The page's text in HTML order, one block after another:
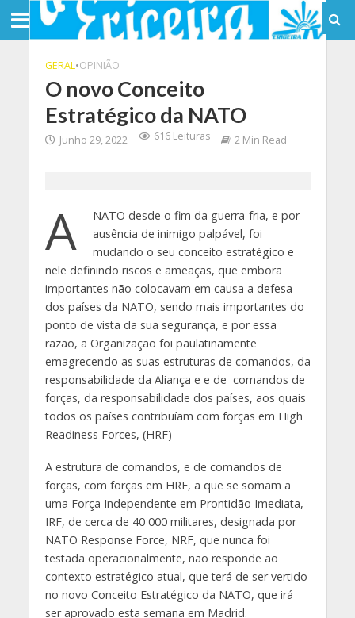
GERAL•OPINIÃO
O novo Conceito
Estratégico da NATO
Junho 29, 2022 616 Leituras 2 Min Read
A
NATO desde o fim da guerra-fria, e por
ausência de inimigo palpável, foi
mudando o seu conceito estratégico e
nele definindo riscos e ameaças, que embora
importantes não colocavam em causa a defesa
dos países da NATO, sendo mais importantes do
ponto de vista da sua segurança, e por essa
razão, a Organização foi paulatinamente
emagrecendo as suas estruturas de comandos, da
responsabilidade da Aliança e e de comandos de
forças, da responsabilidade dos países, aos quais
todos os países contribuíam com forças em High
Readiness Forces, (HRF)
A estrutura de comandos, e de comandos de
forças, com forças em HRF, a que se somam a
uma Força Independente em Prontidão Imediata,
IRF, de cerca de 40 000 militares, designada por
NATO Response Force, NRF, que nunca foi
testada operacionalmente, não responde ao
contexto estratégico atual, que terá de ser vertido
no novo Conceito Estratégico da NATO, que irá
ser aprovado esta semana em Madrid.